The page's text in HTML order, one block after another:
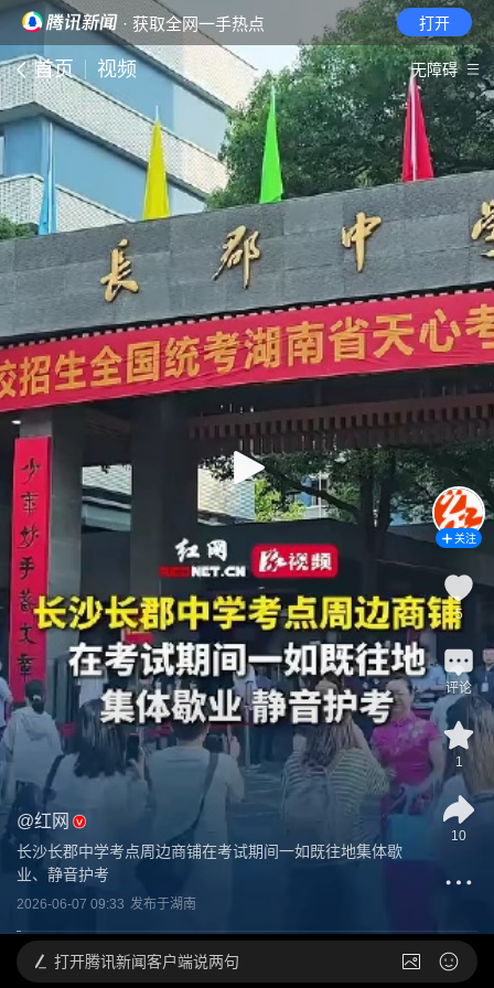
· 获取全网一手热点 打开
首页 视频 无障碍
@红网
长沙长郡中学考点周边商铺在考试期间一如既往地集体歇
业、静音护考
2026-06-07 09:33 发布于湖南
关注
5
评论
1
10
打开腾讯新闻客户端说两句